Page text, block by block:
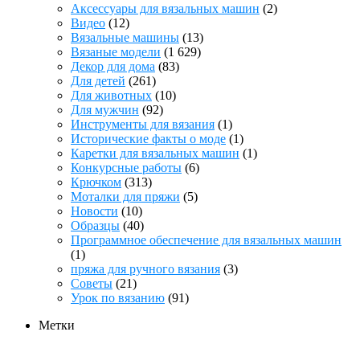
Аксессуары для вязальных машин (2)
Видео (12)
Вязальные машины (13)
Вязаные модели (1 629)
Декор для дома (83)
Для детей (261)
Для животных (10)
Для мужчин (92)
Инструменты для вязания (1)
Исторические факты о моде (1)
Каретки для вязальных машин (1)
Конкурсные работы (6)
Крючком (313)
Моталки для пряжи (5)
Новости (10)
Образцы (40)
Программное обеспечение для вязальных машин
(1)
пряжа для ручного вязания (3)
Советы (21)
Урок по вязанию (91)
Метки